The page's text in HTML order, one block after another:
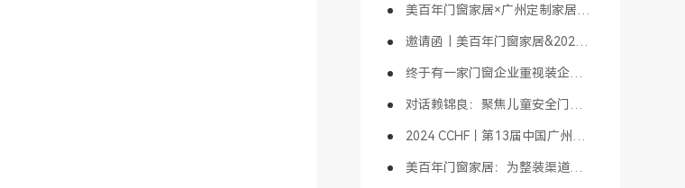
美百年门窗家居×广州定制家居展｜“天空之境”主题馆即将亮相
邀请函｜美百年门窗家居&2024广州定制家居展【1B01天空之境主题馆】
终于有一家门窗企业重视装企渠道了
对话赖锦良：聚焦儿童安全门窗，发展门窗大家居，传承门窗精神，铸就百年品牌｜财经头条大咖会客厅
2024 CCHF丨第13届中国广州定制家居展精彩活动揭晓（1）
美百年门窗家居：为整装渠道赋能，以儿童安全门窗为先导，成就行业标杆